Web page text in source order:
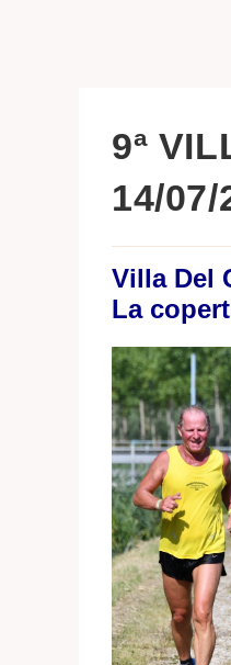
9ª
14/07/
Villa Del
La